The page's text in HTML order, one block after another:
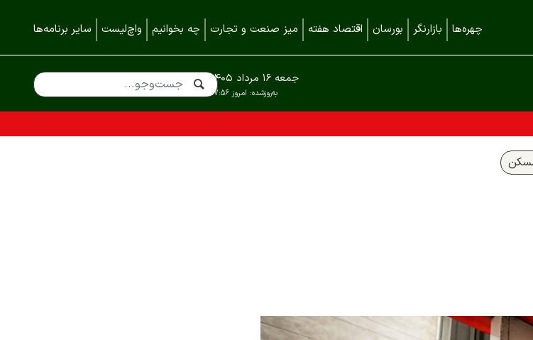
چهره‌ها بازارنگر بورسان اقتصاد هفته میز صنعت و تجارت چه بخوانیم واچ‌لیست سایر برنامه‌ها
به‌روزشده: امروز ۱۷:۵۶
جمعه ۱۶ مرداد ۱۴۰۵